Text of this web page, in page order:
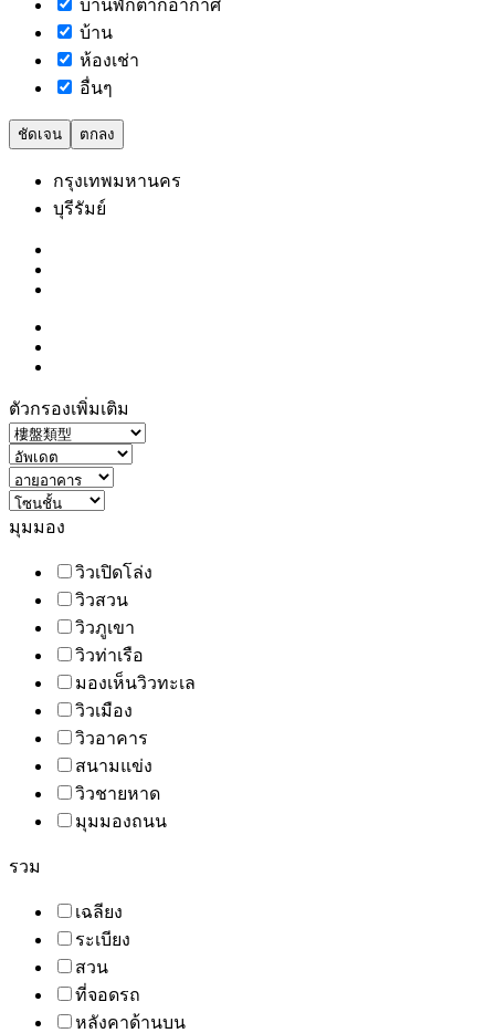
บ้านพักตากอากาศ
บ้าน
ห้องเช่า
อื่นๆ
ชัดเจน ตกลง
กรุงเทพมหานคร
บุรีรัมย์
ตัวกรองเพิ่มเติม
มุมมอง
วิวเปิดโล่ง
วิวสวน
วิวภูเขา
วิวท่าเรือ
มองเห็นวิวทะเล
วิวเมือง
วิวอาคาร
สนามแข่ง
วิวชายหาด
มุมมองถนน
รวม
เฉลียง
ระเบียง
สวน
ที่จอดรถ
หลังคาด้านบน